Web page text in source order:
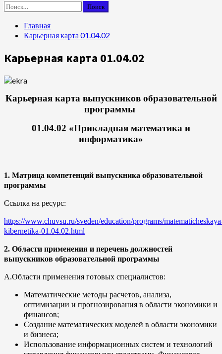
Найти:
Главная
Карьерная карта 01.04.02
Карьерная карта 01.04.02
Карьерная карта выпускников образовательной
программы
01.04.02 «Прикладная математика и
информатика»
1. Матрица компетенций выпускника образовательной
программы
Ссылка на ресурс:
https://www.chuvsu.ru/sveden/education/programs/
kibernetika-01.04.02.html
2. Области применения и перечень должностей
выпускников образовательной программы
А.Области применения готовых специалистов:
Математические методы расчетов, анализа,
оптимизации и прогнозирования в области экономики и
финансов;
Создание математических моделей в области экономики
и бизнеса;
Использование информационных систем и технологий